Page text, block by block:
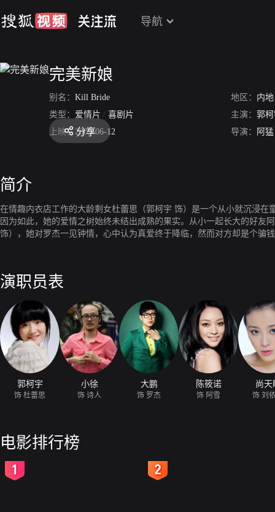
导航
完美新娘
别名： Kill Bride 地区： 内地
类型： 爱情片 / 喜剧片 主演： 郭
上映： 2009-06-12 导演： 阿猛
分享
简介
在情趣内衣店工作的大龄剩女杜蕾思（郭柯宇 饰）是一个从小就沉浸
因为如此，她的爱情之树始终未结出成熟的果实。从小一起长大的好
饰），她对罗杰一见钟情，心中认为真爱终于降临，然而对方却是个骗
演职员表
郭柯宇
饰 杜蕾思
小徐
饰 诗人
大鹏
饰 罗杰
陈筱诺
饰 阿雪
尚天
饰 刘
电影排行榜